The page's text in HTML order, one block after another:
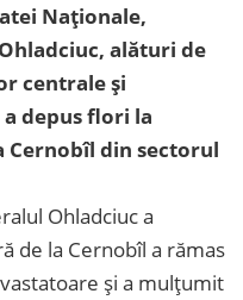
Naționale,
alături de
centrale și
depus flori la
din sectorul
Ohladciuc a
de la Cernobîl a rămas
și a mulțumit